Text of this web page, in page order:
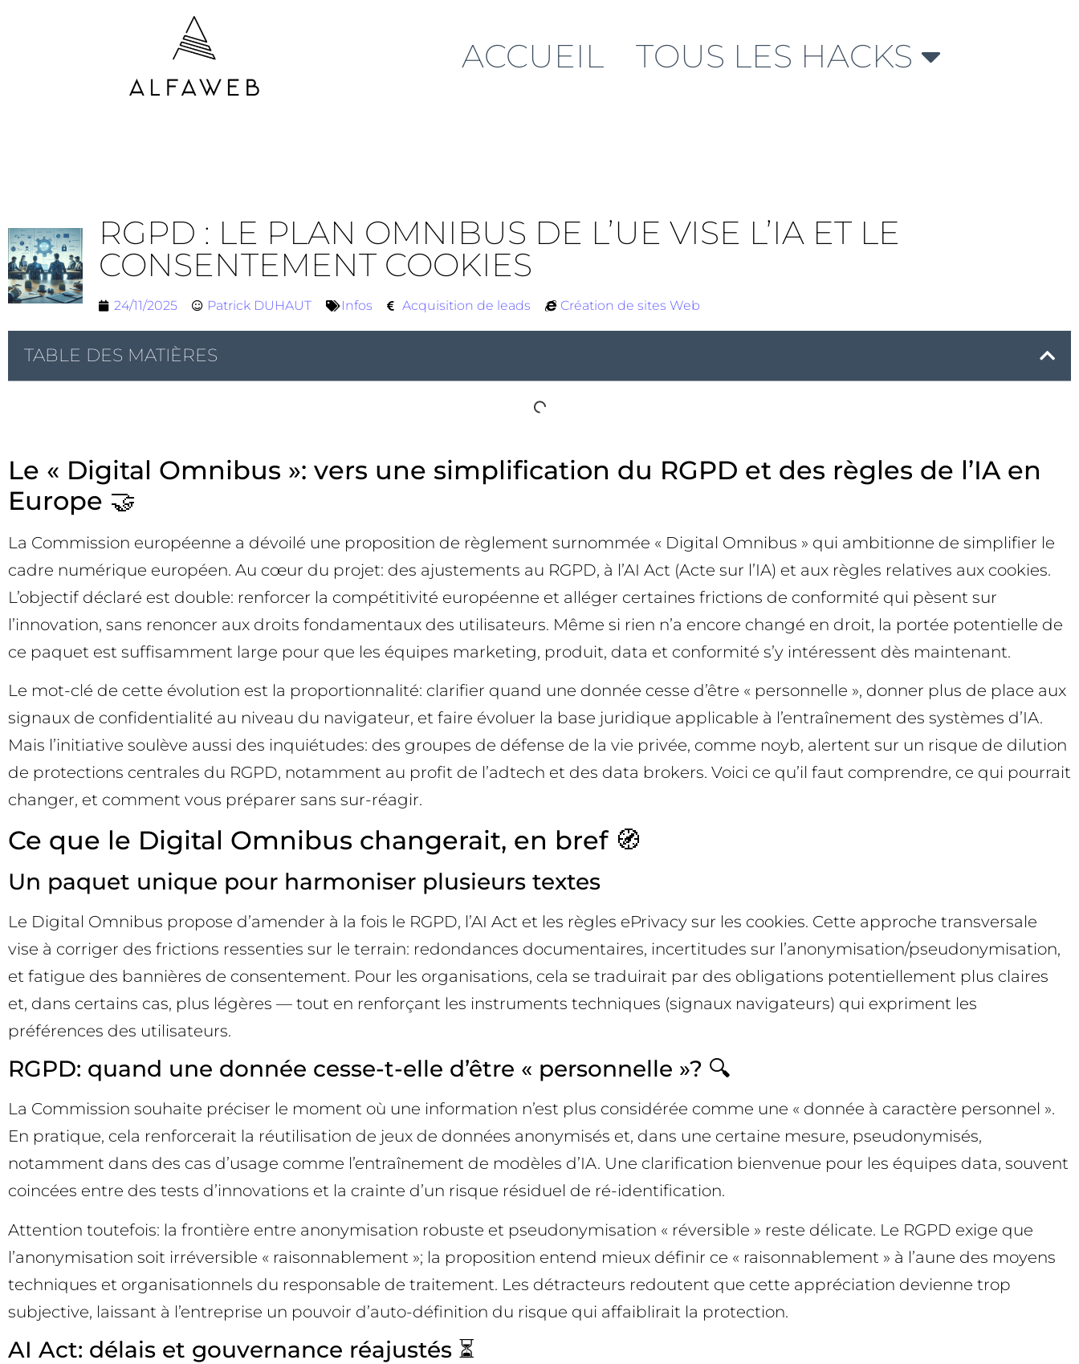
ACCUEIL TOUS LES HACKS
RGPD : LE PLAN OMNIBUS DE L’UE VISE L’IA ET LE
CONSENTEMENT COOKIES
24/11/2025 Patrick DUHAUT Infos Acquisition de leads Création de sites Web
TABLE DES MATIÈRES
Le « Digital Omnibus »: vers une simplification du RGPD et des règles de l’IA en
Europe 🤝
La Commission européenne a dévoilé une proposition de règlement surnommée « Digital Omnibus » qui ambitionne de simplifier le
cadre numérique européen. Au cœur du projet: des ajustements au RGPD, à l’AI Act (Acte sur l’IA) et aux règles relatives aux cookies.
L’objectif déclaré est double: renforcer la compétitivité européenne et alléger certaines frictions de conformité qui pèsent sur
l’innovation, sans renoncer aux droits fondamentaux des utilisateurs. Même si rien n’a encore changé en droit, la portée potentielle de
ce paquet est suffisamment large pour que les équipes marketing, produit, data et conformité s’y intéressent dès maintenant.
Le mot-clé de cette évolution est la proportionnalité: clarifier quand une donnée cesse d’être « personnelle », donner plus de place aux
signaux de confidentialité au niveau du navigateur, et faire évoluer la base juridique applicable à l’entraînement des systèmes d’IA.
Mais l’initiative soulève aussi des inquiétudes: des groupes de défense de la vie privée, comme noyb, alertent sur un risque de dilution
de protections centrales du RGPD, notamment au profit de l’adtech et des data brokers. Voici ce qu’il faut comprendre, ce qui pourrait
changer, et comment vous préparer sans sur-réagir.
Ce que le Digital Omnibus changerait, en bref 🧭
Un paquet unique pour harmoniser plusieurs textes
Le Digital Omnibus propose d’amender à la fois le RGPD, l’AI Act et les règles ePrivacy sur les cookies. Cette approche transversale
vise à corriger des frictions ressenties sur le terrain: redondances documentaires, incertitudes sur l’anonymisation/pseudonymisation,
et fatigue des bannières de consentement. Pour les organisations, cela se traduirait par des obligations potentiellement plus claires
et, dans certains cas, plus légères — tout en renforçant les instruments techniques (signaux navigateurs) qui expriment les
préférences des utilisateurs.
RGPD: quand une donnée cesse-t-elle d’être « personnelle »? 🔍
La Commission souhaite préciser le moment où une information n’est plus considérée comme une « donnée à caractère personnel ».
En pratique, cela renforcerait la réutilisation de jeux de données anonymisés et, dans une certaine mesure, pseudonymisés,
notamment dans des cas d’usage comme l’entraînement de modèles d’IA. Une clarification bienvenue pour les équipes data, souvent
coincées entre des tests d’innovations et la crainte d’un risque résiduel de ré-identification.
Attention toutefois: la frontière entre anonymisation robuste et pseudonymisation « réversible » reste délicate. Le RGPD exige que
l’anonymisation soit irréversible « raisonnablement »; la proposition entend mieux définir ce « raisonnablement » à l’aune des moyens
techniques et organisationnels du responsable de traitement. Les détracteurs redoutent que cette appréciation devienne trop
subjective, laissant à l’entreprise un pouvoir d’auto-définition du risque qui affaiblirait la protection.
AI Act: délais et gouvernance réajustés ⏳